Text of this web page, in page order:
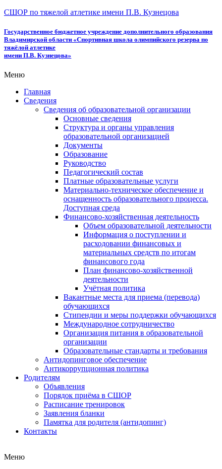
СШОР по тяжелой атлетике имени П.В. Кузнецова
Государственное бюджетное учреждение дополнительного образования
Владимирской области «Спортивная школа олимпийского резерва по
тяжёлой атлетике
имени П.В. Кузнецова»
Меню
Главная
Сведения
Сведения об образовательной организации
Основные сведения
Структура и органы управления
образовательной организацией
Документы
Образование
Руководство
Педагогический состав
Платные образовательные услуги
Материально-техническое обеспечение и
оснащенность образовательного процесса.
Доступная среда
Финансово-хозяйственная деятельность
Объем образовательной деятельности
Информация о поступлении и
расходовании финансовых и
материальных средств по итогам
финансового года
План финансово-хозяйственной
деятельности
Учётная политика
Вакантные места для приема (перевода)
обучающихся
Стипендии и меры поддержки обучающихся
Международное сотрудничество
Организация питания в образовательной
организации
Образовательные стандарты и требования
Антидопинговое обеспечение
Антикоррупционная политика
Родителям
Объявления
Порядок приёма в СШОР
Расписание тренировок
Заявления бланки
Памятка для родителя (антидопинг)
Контакты
Меню